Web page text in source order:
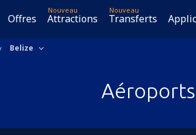
Offres
Nouveau
Attractions
Nouveau
Transferts
Belize
Aéroports